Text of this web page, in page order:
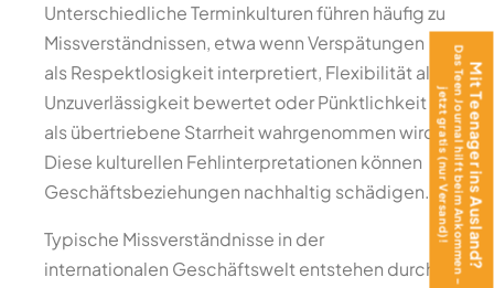
Unterschiedliche Terminkulturen führen häufig zu
Missverständnissen, etwa wenn Verspätungen
als Respektlosigkeit interpretiert, Flexibilität als
Unzuverlässigkeit bewertet oder Pünktlichkeit
als übertriebene Starrheit wahrgenommen wird.
Diese kulturellen Fehlinterpretationen können
Geschäftsbeziehungen nachhaltig schädigen.
Typische Missverständnisse in der
internationalen Geschäftswelt entstehen durch:
Mit Teenager ins Ausland?
Das Teen Journal hilft beim Ankommen –
jetzt gratis (nur Versand)!